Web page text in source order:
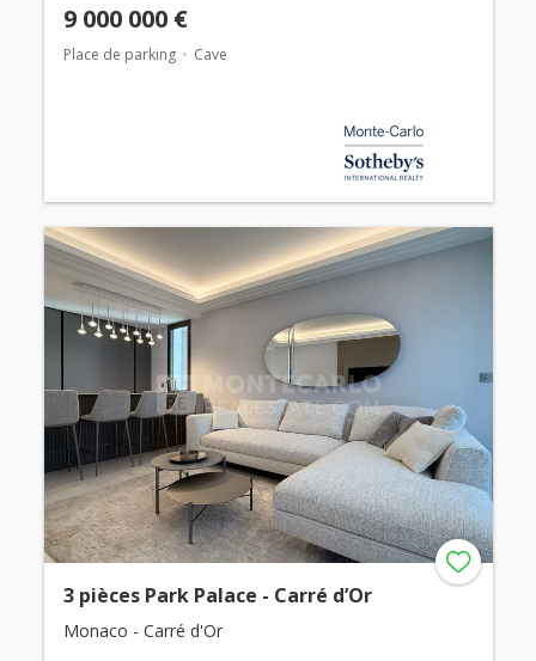
9 000 000 €
Place de parking Cave
3 pièces Park Palace - Carré d’Or
Monaco - Carré d'Or